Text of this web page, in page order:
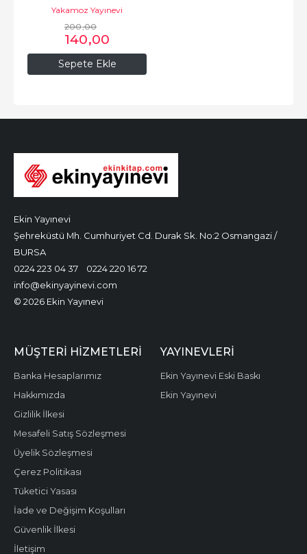
Sepete Ekle
Yakamoz Yayınevi
200,00
140,00
Ekin Yayınevi
Şehreküstü Mh. Cumhuriyet Cd. Durak Sk. No:2 Osmangazi /
BURSA
0224 223 04 37
0224 220 16 72
info@ekinyayinevi.com
© 2026 Ekin Yayınevi
MÜŞTERI HIZMETLERI
Banka Hesaplarımız
Hakkımızda
Gizlilik İlkesi
Mesafeli Satış Sözleşmesi
Üyelik Sözleşmesi
Çerez Politikası
Tüketici Yasası
İade ve Değişim Koşulları
Güvenlik İlkesi
İletişim
YAYINEVLERI
Ekin Yayınevi Eski Baskı
Ekin Yayınevi